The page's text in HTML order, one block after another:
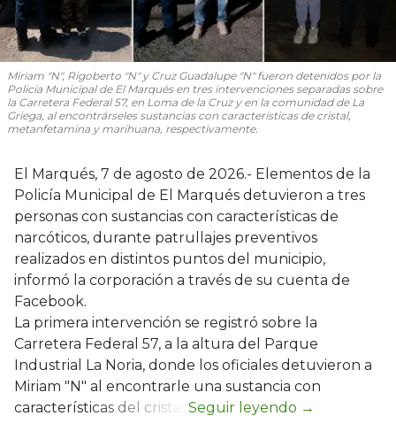
Miriam "N", Rigoberto "N" y Cruz Guadalupe "N" fueron detenidos por la
Policía Municipal de El Marqués en tres intervenciones separadas sobre
la Carretera Federal 57, en Loma de la Cruz y en la comunidad de La
Griega, al encontrárseles sustancias con características de cristal,
metanfetamina y marihuana, respectivamente.
El Marqués, 7 de agosto de 2026.- Elementos de la
Policía Municipal de El Marqués detuvieron a tres
personas con sustancias con características de
narcóticos, durante patrullajes preventivos
realizados en distintos puntos del municipio,
informó la corporación a través de su cuenta de
Facebook.
La primera intervención se registró sobre la
Carretera Federal 57, a la altura del Parque
Industrial La Noria, donde los oficiales detuvieron a
Miriam "N" al encontrarle una sustancia con
características del cristal.